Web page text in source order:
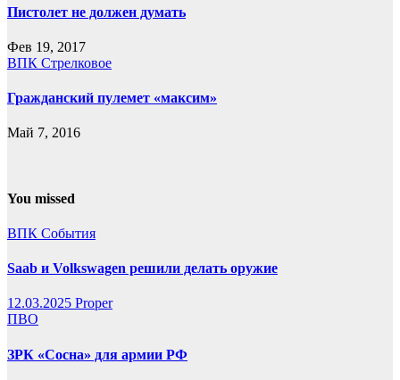
Пистолет не должен думать
Фев 19, 2017
ВПК Стрелковое
Гражданский пулемет «максим»
Май 7, 2016
You missed
ВПК События
Saab и Volkswagen решили делать оружие
12.03.2025 Proper
ПВО
ЗРК «Сосна» для армии РФ